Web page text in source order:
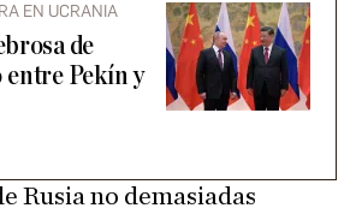
EN UCRANIA
de
Pekín y
Rusia no demasiadas